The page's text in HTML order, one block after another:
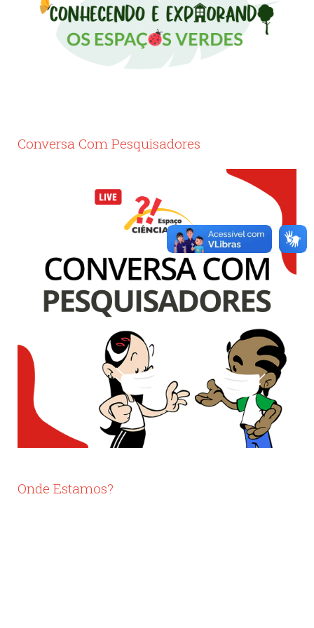
Conversa Com Pesquisadores
Onde Estamos?